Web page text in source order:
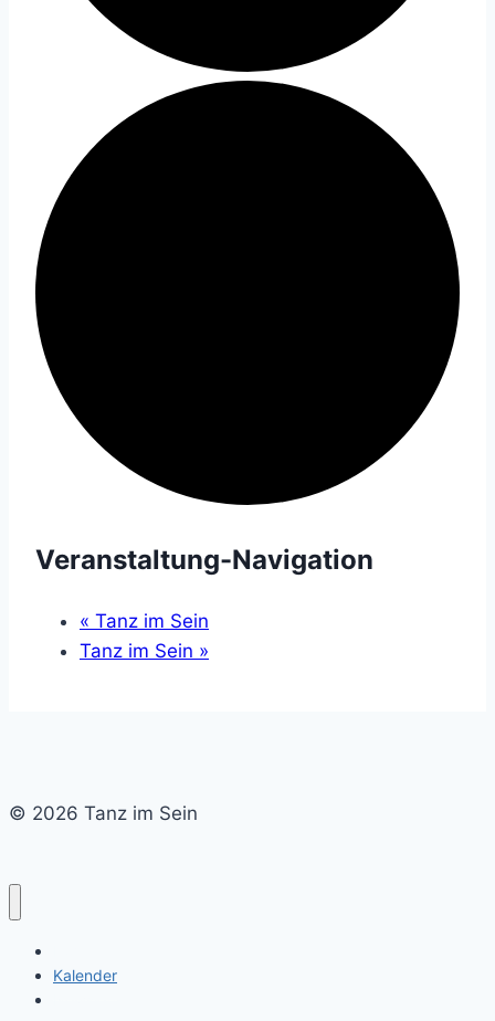
Veranstaltung-Navigation
« Tanz im Sein
Tanz im Sein »
© 2026 Tanz im Sein
Kalender